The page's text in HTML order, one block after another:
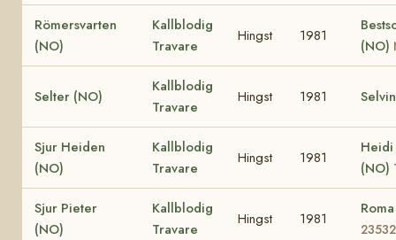
Römersvarten
(NO)
Kallblodig
Travare
Hingst 1981
(NO)
Selter (NO)
Kallblodig
Travare
Hingst 1981
Sjur Heiden
(NO)
Kallblodig
Travare
Hingst 1981
Heidi
(NO)
Sjur Pieter
(NO)
Kallblodig
Travare
Hingst 1981
23532